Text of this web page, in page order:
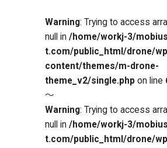
Warning: Trying to access
null in/home/workj-3/
t.com/public_html/drone/
content/themes/m-drone-
theme_v2/single.php on line
～
Warning: Trying to access
null in/home/workj-3/
t.com/public_html/drone/